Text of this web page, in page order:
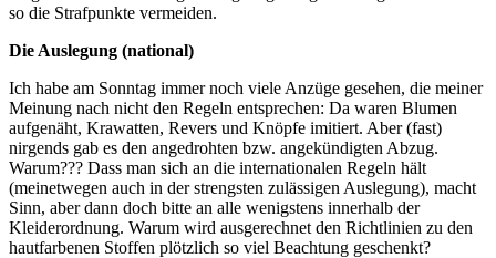
so die Strafpunkte vermeiden.
Die Auslegung (national)
Ich habe am Sonntag immer noch viele Anzüge gesehen, die meiner
Meinung nach nicht den Regeln entsprechen: Da waren Blumen
aufgenäht, Krawatten, Revers und Knöpfe imitiert. Aber (fast)
nirgends gab es den angedrohten bzw. angekündigten Abzug.
Warum??? Dass man sich an die internationalen Regeln hält
(meinetwegen auch in der strengsten zulässigen Auslegung), macht
Sinn, aber dann doch bitte an alle wenigstens innerhalb der
Kleiderordnung. Warum wird ausgerechnet den Richtlinien zu den
hautfarbenen Stoffen plötzlich so viel Beachtung geschenkt?